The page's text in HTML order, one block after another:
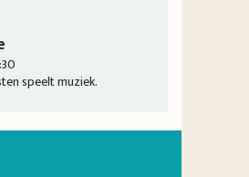
speelt muziek.